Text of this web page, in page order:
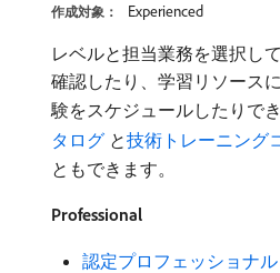
作成対象： Experienced
レベルと担当業務を選択し
確認したり、学習リソース
験をスケジュールしたりで
タログ ​ と技術トレーニング
ともできます。
Professional
認定プロフェッショナル ​